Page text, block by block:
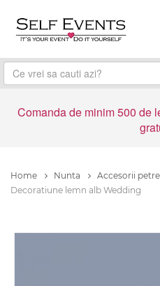
Comanda de minim 500 de
Home Nunta
Accesorii
Decoratiune lemn alb Wedding